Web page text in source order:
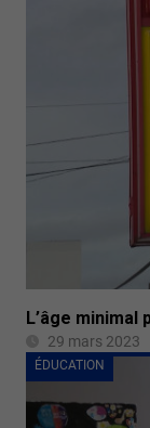
L’âge
29 mars 2023
ÉDUCATION